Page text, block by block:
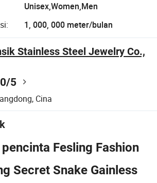
Unisex,Women,Men
1, 000, 000 meter/bulan
Stainless Steel Jewelry Co.,
/5
Cina
Fesling Fashion
Secret Snake Gainless